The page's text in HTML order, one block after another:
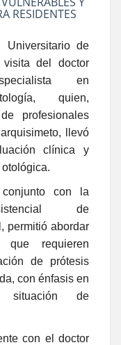
RESIDENTES
Universitario de
del doctor
en
quien,
profesionales
llevó
clínica y
con la
de
permitió abordar
requieren
de prótesis
con énfasis en
situación de
con el doctor